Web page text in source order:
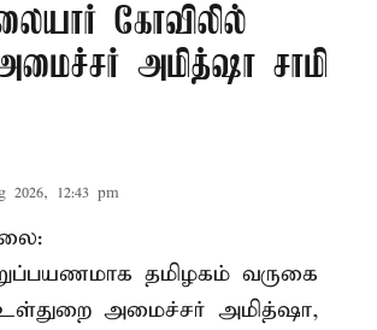
கோவிலில்
அமித்ஷா சாமி
2026, 12:43 pm
தமிழகம் வருகை
அமைச்சர் அமித்ஷா,